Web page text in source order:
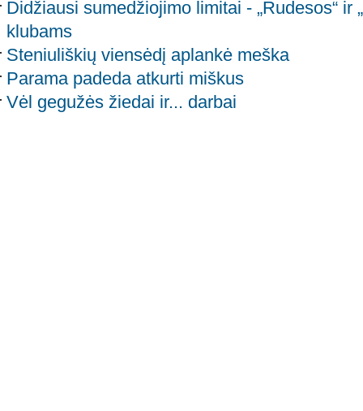
Didžiausi sumedžiojimo limitai - „Rudesos“ ir
klubams
Steniuliškių viensėdį aplankė meška
Parama padeda atkurti miškus
Vėl gegužės žiedai ir... darbai